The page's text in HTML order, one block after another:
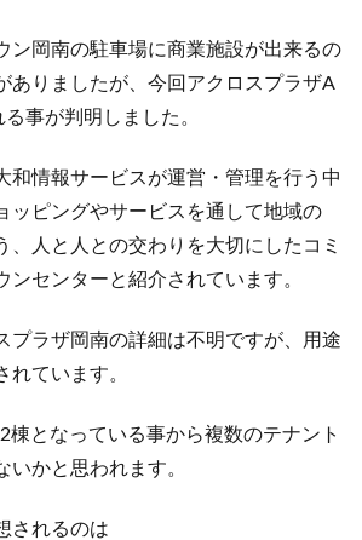
ン岡南の駐車場に商業施設が出来るの
ありましたが、今回アクロスプラザA
事が判明しました。
和情報サービスが運営・管理を行う中
ッピングやサービスを通して地域の
、人と人との交わりを大切にしたコミ
ンセンターと紹介されています。
プラザ岡南の詳細は不明ですが、用途
ています。
棟となっている事から複数のテナント
かと思われます。
されるのは